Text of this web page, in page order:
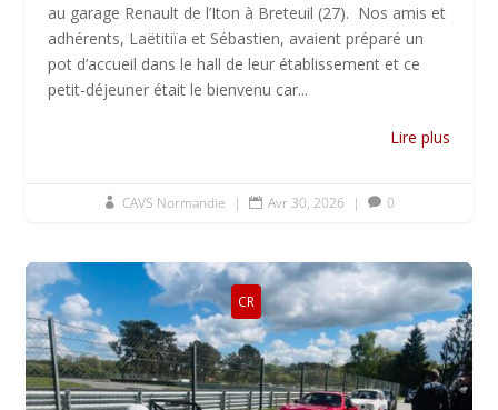
au garage Renault de l’Iton à Breteuil (27). Nos amis et
adhérents, Laëtitiïa et Sébastien, avaient préparé un
pot d’accueil dans le hall de leur établissement et ce
petit-déjeuner était le bienvenu car...
Lire plus
 CAVS Normandie |  Avr 30, 2026 |  0
CR